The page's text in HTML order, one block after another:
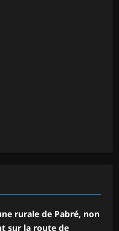
rurale de Pabré, non
sur la route de